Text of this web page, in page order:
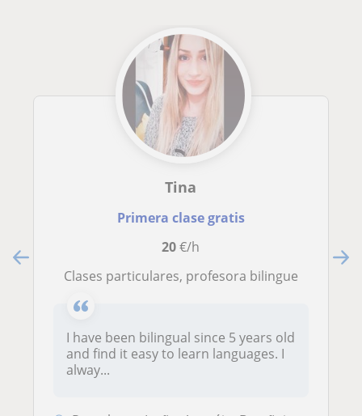
Tina
Primera clase gratis
20€/h
clases particulares, profesora bilingue
I have been bilingual since 5 years old
and find it easy to learn languages. I
alway...